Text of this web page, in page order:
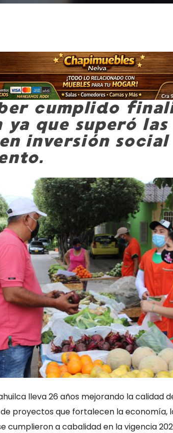
cumplido
que superó las
inversión social
lleva 26 años mejorando la calidad
proyectos que fortalecen la economía,
cumplieron a cabalidad en la vigencia